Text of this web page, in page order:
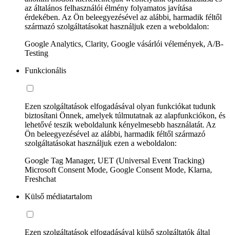
az általános felhasználói élmény folyamatos javítása
érdekében. Az Ön beleegyezésével az alábbi, harmadik féltől
származó szolgáltatásokat használjuk ezen a weboldalon:
Google Analytics, Clarity, Google vásárlói vélemények, A/B-
Testing
Funkcionális
Ezen szolgáltatások elfogadásával olyan funkciókat tudunk
biztosítani Önnek, amelyek túlmutatnak az alapfunkciókon, és
lehetővé teszik weboldalunk kényelmesebb használatát. Az
Ön beleegyezésével az alábbi, harmadik féltől származó
szolgáltatásokat használjuk ezen a weboldalon:
Google Tag Manager, UET (Universal Event Tracking)
Microsoft Consent Mode, Google Consent Mode, Klarna,
Freshchat
Külső médiatartalom
Ezen szolgáltatások elfogadásával külső szolgáltatók által